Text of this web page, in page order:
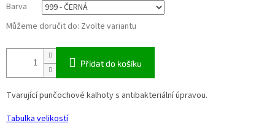
Barva
Můžeme doručit do: Zvolte variantu
Přidat do košíku
Tvarující punčochové kalhoty s antibakteriální úpravou.
Tabulka velikostí